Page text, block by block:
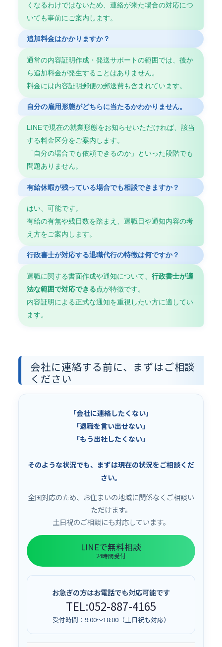
くなるわけではないため、連絡が来た場合の対応につ
いても事前にご案内します。
追加料金はかかりますか？
通常の内容証明作成・発送サポートの範囲では、後か
ら追加料金が発生することはありません。
料金には内容証明郵便の郵送費も含まれています。
自分の雇用形態がどちらに当たるかわかりません。
LINEで現在の就業形態をお知らせいただければ、該当
する料金区分をご案内します。
「自分の場合でも依頼できるのか」といった段階でも
問題ありません。
有給休暇が残っている場合でも相談できますか？
はい、可能です。
有給の有無や残日数を踏まえ、退職日や通知内容の考
え方をご案内します。
行政書士が対応する退職代行の特徴は何ですか？
退職に関する書面作成や通知について、行政書士が適
法な範囲で対応できる点が特徴です。
内容証明による正式な通知を重視したい方に適してい
ます。
会社に連絡する前に、まずはご相談
ください
「会社に連絡したくない」
「退職を言い出せない」
「もう出社したくない」
そのような状況でも、まずは現在の状況をご相談くだ
さい。
全国対応のため、お住まいの地域に関係なくご相談い
ただけます。
土日祝のご相談にも対応しています。
LINEで無料相談
24時間受付
お急ぎの方はお電話でも対応可能です
TEL:052-887-4165
受付時間：9:00〜18:00（土日祝も対応）